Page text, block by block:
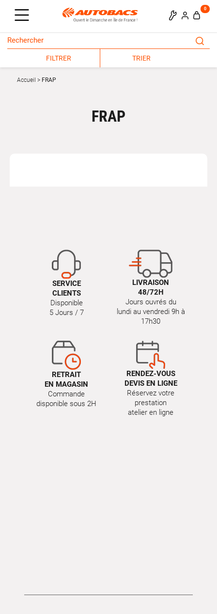
0
FILTRER TRIER
Accueil FRAP
FRAP
SERVICE
CLIENTS
Disponible
5 Jours / 7
LIVRAISON
48/72H
Jours ouvrés du
lundi au vendredi 9h à
17h30
RETRAIT
EN MAGASIN
Commande
disponible sous 2H
RENDEZ-VOUS
DEVIS EN LIGNE
Réservez votre
prestation
atelier en ligne